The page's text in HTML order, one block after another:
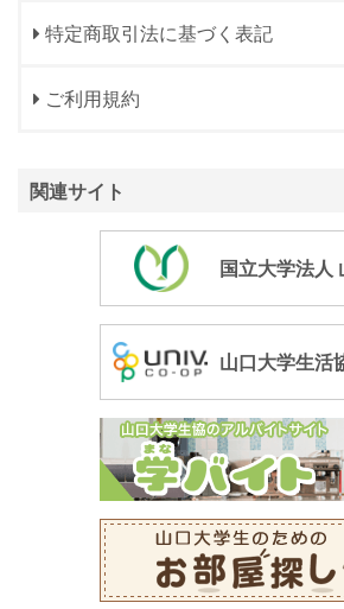
特定商取引法に基づく表記
ご利用規約
関連サイト
国立大学法人
山口大学生活